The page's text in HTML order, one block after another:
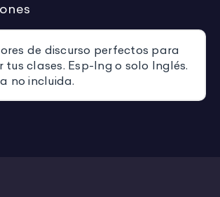
de discurso perfectos para
tus clases. Esp-Ing o solo Inglés.
no incluida.